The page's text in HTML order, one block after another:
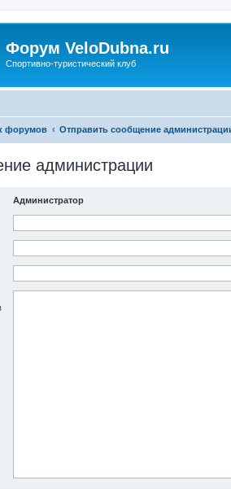
Форум VeloDubna.ru
Спортивно-туристический клуб
форумов Отправить сообщение
администрации
Администратор